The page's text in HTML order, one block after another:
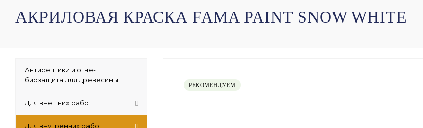
АКРИЛОВАЯ КРАСКА FAMA PAINT SNOW WHITE
РЕКОМЕНДУЕМ
Антисептики и огне-
биозащита для древесины
Для внешних работ
Для внутренних работ